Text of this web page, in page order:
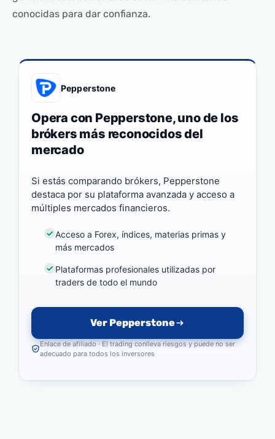
conocidas para dar confianza.
Pepperstone
Opera con Pepperstone, uno de los
brókers más reconocidos del
mercado
Si estás comparando brókers, Pepperstone
destaca por su plataforma avanzada y acceso a
múltiples mercados financieros.
Acceso a Forex, índices, materias primas y
más mercados
Plataformas profesionales utilizadas por
traders de todo el mundo
Ver Pepperstone
Enlace de afiliado · El trading conlleva riesgos y puede no ser
adecuado para todos los inversores